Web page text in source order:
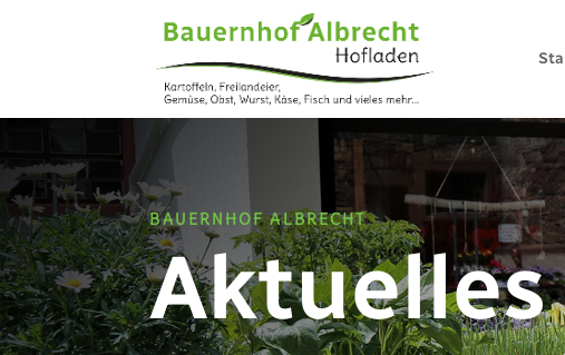
BAUERNHOF ALBRECHT
Aktuelles